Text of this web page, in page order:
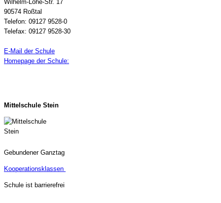
Wilhelm-Löhe-Str. 17
90574 Roßtal
Telefon: 09127 9528-0
Telefax: 09127 9528-30
E-Mail der Schule
Homepage der Schule:
Mittelschule Stein
Gebundener Ganztag
Kooperationsklassen
Schule ist barrierefrei